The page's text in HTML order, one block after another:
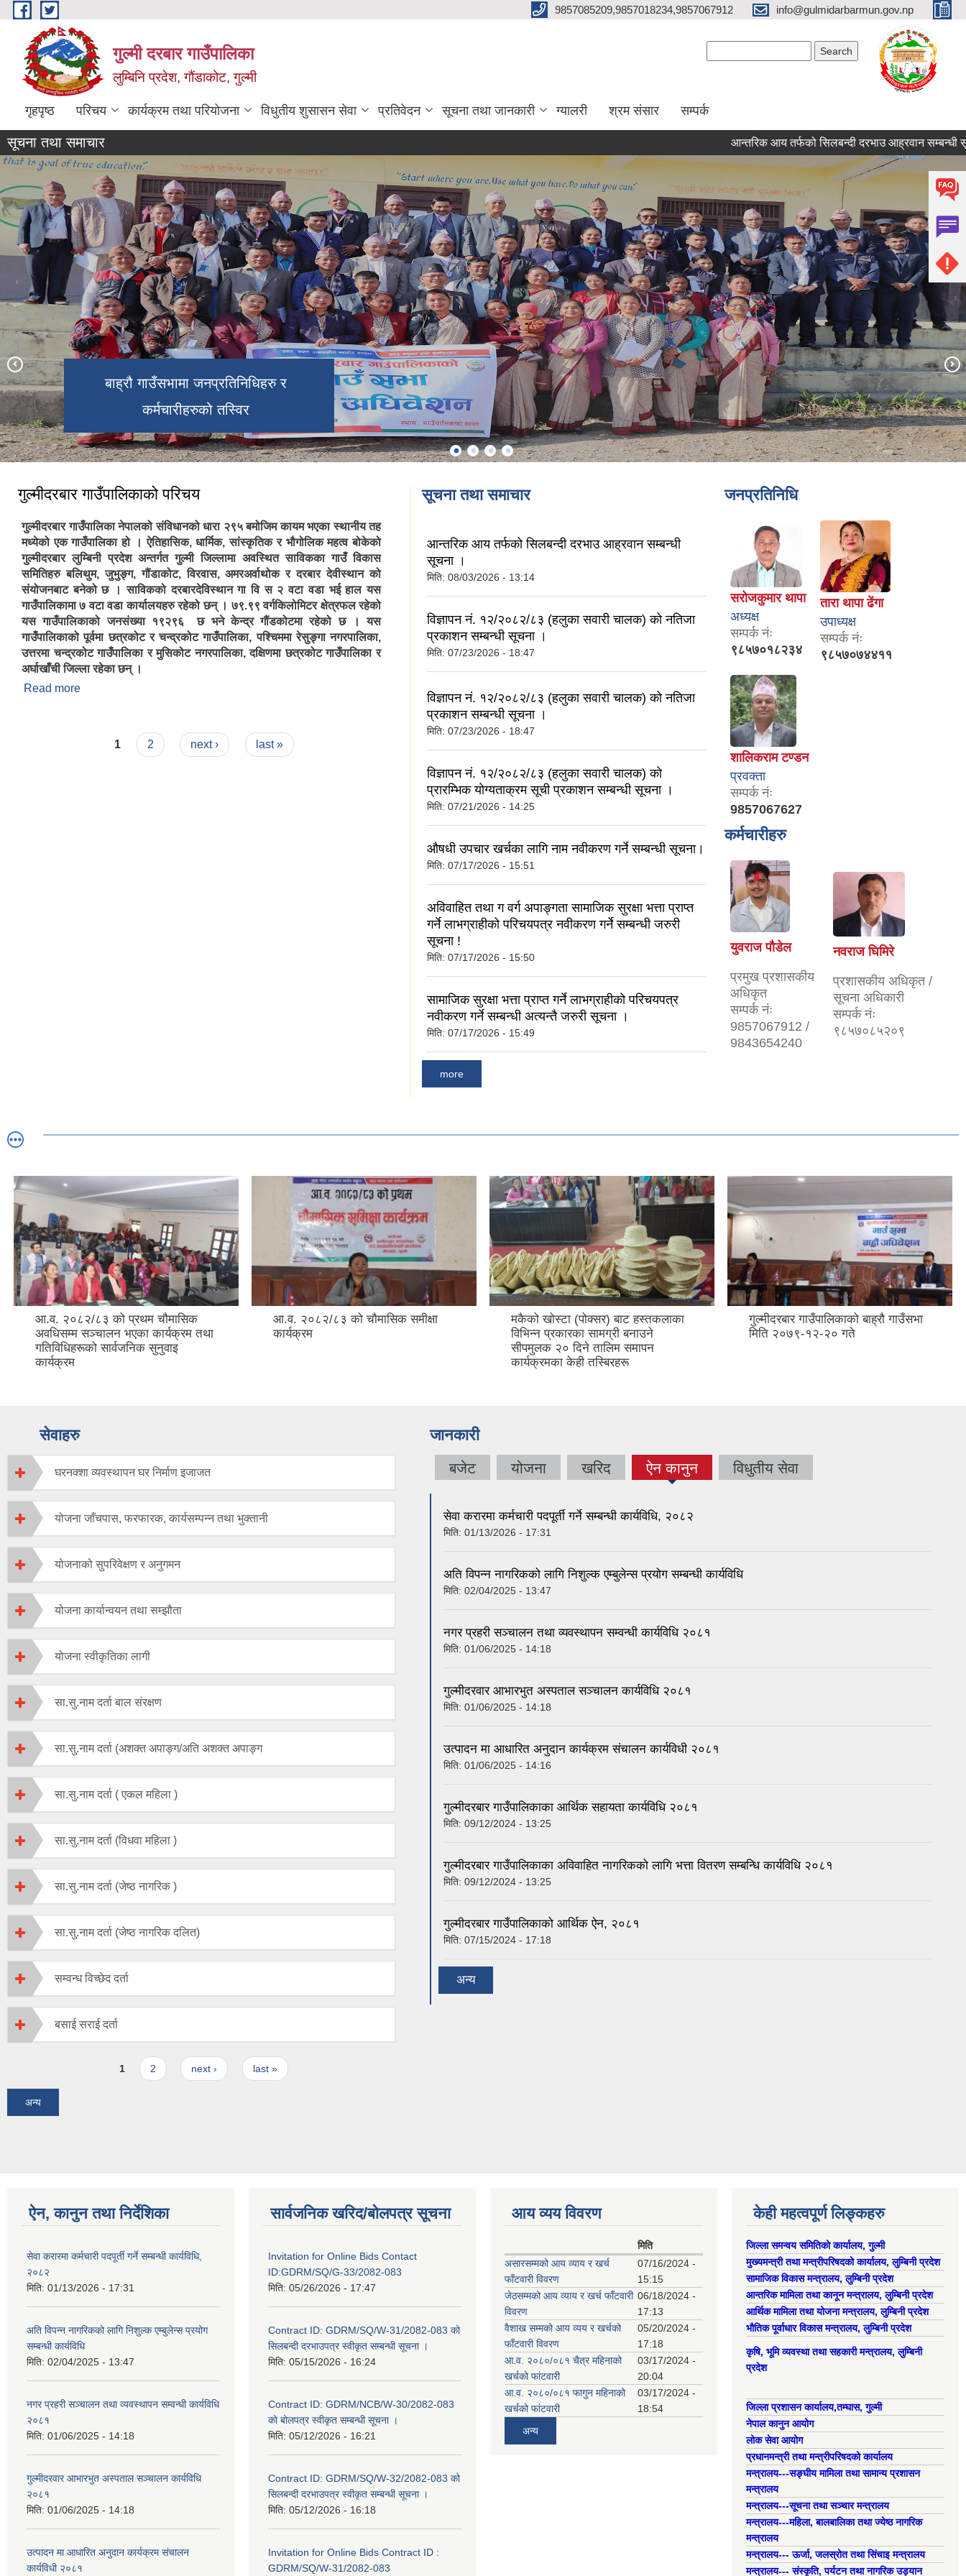
Skip to main content 9857085209,9857018234,9857067912 info@gulmidarbarmun.gov.np
गुल्मी दरबार गाउँपालिका
लुम्बिनि प्रदेश, गौंडाकोट, गुल्मी
गृहपृष्ठ परिचय कार्यक्रम तथा परियोजना विधुतीय शुसासन सेवा प्रतिवेदन सूचना तथा जानकारी ग्यालरी श्रम संसार सम्पर्क
सूचना तथा समाचार आन्तरिक आय तर्फको सिलबन्दी दरभाउ आह्रवान सम्बन्धी सूचना ।
बाह्रौ गाउँसभामा जनप्रतिनिधिहरु र
कर्मचारीहरुको तस्विर
आ.व. २०८२/८३ को प्रथम चौमासिकको
सार्वजनिक सुनुवाइ कार्यक्रम
पुरानो परम्परा जिवितै
भुवानेपार्क
गुल्मीदरबार गाउँपालिकाको परिचय
गुल्मीदरबार गाउँपालिका नेपालको संविधानको धारा २९५ बमोजिम कायम भएका स्थानीय तह
मध्येको एक गाउँपालिका हो । ऐतिहासिक, धार्मिक, सांस्कृतिक र भौगोलिक महत्व बोकेको
गुल्मीदरबार लुम्बिनी प्रदेश अन्तर्गत गुल्मी जिल्लामा अवस्थित साविकका गाउँ विकास
समितिहरु बलिथुम, जुभुङ्ग, गौंडाकोट, विरवास, अमरअर्वाथोक र दरबार देवीस्थान को
संयोजनबाट बनेको छ । साविकको दरबारदेविस्थान गा वि स २ वटा वडा भई हाल यस
गाउँपालिकामा ७ वटा वडा कार्यालयहरु रहेको छन् । ७९.९९ वर्गकिलोमिटर क्षेत्रफल रहेको
यस गाउँपालिकाको जनसंख्या १९२९६ छ भने केन्द्र गौंडकोटमा रहेको छ । यस
गाउँपालिकाको पूर्वमा छत्रकोट र चन्द्रकोट गाउँपालिका, पश्चिममा रेसुङ्गा नगरपालिका,
उत्तरमा चन्द्रकोट गाउँपालिका र मुसिकोट नगरपालिका, दक्षिणमा छत्रकोट गाउँपालिका र
अर्घाखाँची जिल्ला रहेका छन् ।
Read more
1 2 next › last »
सूचना तथा समाचार
आन्तरिक आय तर्फको सिलबन्दी दरभाउ आह्रवान सम्बन्धी
सूचना ।
मिति: 08/03/2026 - 13:14
विज्ञापन नं. १२/२०८२/८३ (हलुका सवारी चालक) को नतिजा
प्रकाशन सम्बन्धी सूचना ।
मिति: 07/23/2026 - 18:47
विज्ञापन नं. १२/२०८२/८३ (हलुका सवारी चालक) को नतिजा
प्रकाशन सम्बन्धी सूचना ।
मिति: 07/23/2026 - 18:47
विज्ञापन नं. १२/२०८२/८३ (हलुका सवारी चालक) को
प्रारम्भिक योग्यताक्रम सूची प्रकाशन सम्बन्धी सूचना ।
मिति: 07/21/2026 - 14:25
औषधी उपचार खर्चका लागि नाम नवीकरण गर्ने सम्बन्धी सूचना।
मिति: 07/17/2026 - 15:51
अविवाहित तथा ग वर्ग अपाङ्गता सामाजिक सुरक्षा भत्ता प्राप्त
गर्ने लाभग्राहीको परिचयपत्र नवीकरण गर्ने सम्बन्धी जरुरी
सूचना !
मिति: 07/17/2026 - 15:50
सामाजिक सुरक्षा भत्ता प्राप्त गर्ने लाभग्राहीको परिचयपत्र
नवीकरण गर्ने सम्बन्धी अत्यन्तै जरुरी सूचना ।
मिति: 07/17/2026 - 15:49
more
जनप्रतिनिधि
सरोजकुमार थापा
अध्यक्ष
सम्पर्क नंः
९८५७०१८२३४
तारा थापा ढेंगा
उपाध्यक्ष
सम्पर्क नंः
९८५७०७४४११
शालिकराम टण्डन
प्रवक्ता
सम्पर्क नंः
9857067627
कर्मचारीहरु
युवराज पौडेल
प्रमुख प्रशासकीय
अधिकृत
सम्पर्क नंः
9857067912 /
9843654240
नवराज घिमिरे
प्रशासकीय अधिकृत /
सूचना अधिकारी
सम्पर्क नंः
९८५७०८५२०९
आ.व. २०८२/८३ को प्रथम चौमासिक
अवधिसम्म सञ्चालन भएका कार्यक्रम तथा
गतिविधिहरूको सार्वजनिक सुनुवाइ
कार्यक्रम
आ.व. २०८२/८३ को चौमासिक समीक्षा
कार्यक्रम
मकैको खोस्टा (पोक्सर) बाट हस्तकलाका
विभिन्न प्रकारका सामग्री बनाउने
सीपमुलक २० दिने तालिम समापन
कार्यक्रमका केही तस्बिरहरू
गुल्मीदरबार गाउँपालिकाको बाह्रौ गाउँसभा
मिति २०७९-१२-२० गते
सेवाहरु
घरनक्शा व्यवस्थापन घर निर्माण इजाजत
योजना जाँचपास, फरफारक, कार्यसम्पन्न तथा भुक्तानी
योजनाको सुपरिवेक्षण र अनुगमन
योजना कार्यान्वयन तथा सम्झौता
योजना स्वीकृतिका लागी
सा.सु.नाम दर्ता बाल संरक्षण
सा.सु.नाम दर्ता (अशक्त अपाङ्ग/अति अशक्त अपाङ्ग
सा.सु.नाम दर्ता ( एकल महिला )
सा.सु.नाम दर्ता (विधवा महिला )
सा.सु.नाम दर्ता (जेष्ठ नागरिक )
सा.सु.नाम दर्ता (जेष्ठ नागरिक दलित)
सम्वन्ध विच्छेद दर्ता
बसाई सराई दर्ता
1 2 next › last »
अन्य
जानकारी
बजेट योजना खरिद ऐन कानुन विधुतीय सेवा
सेवा करारमा कर्मचारी पदपूर्ती गर्ने सम्बन्धी कार्यविधि, २०८२
मिति: 01/13/2026 - 17:31
अति विपन्न नागरिकको लागि निशुल्क एम्बुलेन्स प्रयोग सम्बन्धी कार्यविधि
मिति: 02/04/2025 - 13:47
नगर प्रहरी सञ्चालन तथा व्यवस्थापन सम्वन्धी कार्यविधि २०८१
मिति: 01/06/2025 - 14:18
गुल्मीदरवार आभारभुत अस्पताल सञ्चालन कार्यविधि २०८१
मिति: 01/06/2025 - 14:18
उत्पादन मा आधारित अनुदान कार्यक्रम संचालन कार्यविधी २०८१
मिति: 01/06/2025 - 14:16
गुल्मीदरबार गाउँपालिकाका आर्थिक सहायता कार्यविधि २०८१
मिति: 09/12/2024 - 13:25
गुल्मीदरबार गाउँपालिकाका अविवाहित नागरिकको लागि भत्ता वितरण सम्बन्धि कार्यविधि २०८१
मिति: 09/12/2024 - 13:25
गुल्मीदरबार गाउँपालिकाको आर्थिक ऐन, २०८१
मिति: 07/15/2024 - 17:18
अन्य
ऐन, कानुन तथा निर्देशिका
सेवा करारमा कर्मचारी पदपूर्ती गर्ने सम्बन्धी कार्यविधि,
२०८२
मिति: 01/13/2026 - 17:31
अति विपन्न नागरिकको लागि निशुल्क एम्बुलेन्स प्रयोग
सम्बन्धी कार्यविधि
मिति: 02/04/2025 - 13:47
नगर प्रहरी सञ्चालन तथा व्यवस्थापन सम्वन्धी कार्यविधि
२०८१
मिति: 01/06/2025 - 14:18
गुल्मीदरवार आभारभुत अस्पताल सञ्चालन कार्यविधि
२०८१
मिति: 01/06/2025 - 14:18
उत्पादन मा आधारित अनुदान कार्यक्रम संचालन
कार्यविधी २०८१
सार्वजनिक खरिद/बोलपत्र सूचना
Invitation for Online Bids Contact
ID:GDRM/SQ/G-33/2082-083
मिति: 05/26/2026 - 17:47
Contract ID: GDRM/SQ/W-31/2082-083 को
सिलबन्दी दरभाउपत्र स्वीकृत सम्बन्धी सूचना ।
मिति: 05/15/2026 - 16:24
Contract ID: GDRM/NCB/W-30/2082-083
को बोलपत्र स्वीकृत सम्बन्धी सूचना ।
मिति: 05/12/2026 - 16:21
Contract ID: GDRM/SQ/W-32/2082-083 को
सिलबन्दी दरभाउपत्र स्वीकृत सम्बन्धी सूचना ।
मिति: 05/12/2026 - 16:18
Invitation for Online Bids Contract ID :
GDRM/SQ/W-31/2082-083
आय व्यय विवरण
मिति
असारसम्मको आय व्याय र खर्च
फाँटवारी विवरण
07/16/2024 -
15:15
जेठसम्मको आय व्याय र खर्च फाँटवारी
विवरण
06/18/2024 -
17:13
वैशाख सम्मको आय व्यय र खर्चको
फाँटवारी विवरण
05/20/2024 -
17:18
आ.व. २०८०/०८१ चैत्र महिनाको
खर्चको फांटवारी
03/17/2024 -
20:04
आ.व. २०८०/०८१ फागुन महिनाको
खर्चको फांटवारी
03/17/2024 -
18:54
अन्य
केही महत्वपूर्ण लिङ्कहरु
जिल्ला समन्वय समितिको कार्यालय, गुल्मी
मुख्यमन्त्री तथा मन्त्रीपरिषदको कार्यालय, लुम्बिनी प्रदेश
सामाजिक विकास मन्त्रालय, लुम्बिनी प्रदेश
आन्तरिक मामिला तथा कानून मन्त्रालय, लुम्बिनी प्रदेश
आर्थिक मामिला तथा योजना मन्त्रालय, लुम्बिनी प्रदेश
भौतिक पूर्वाधार विकास मन्त्रालय, लुम्बिनी प्रदेश
कृषि, भूमि व्यवस्था तथा सहकारी मन्त्रालय, लुम्बिनी
प्रदेश
जिल्ला प्रशासन कार्यालय,तम्घास, गुल्मी
नेपाल कानुन आयोग
लोक सेवा आयोग
प्रधानमन्त्री तथा मन्त्रीपरिषदको कार्यालय
मन्त्रालय---सङ्घीय मामिला तथा सामान्य प्रशासन
मन्त्रालय
मन्त्रालय---सूचना तथा सञ्चार मन्त्रालय
मन्त्रालय---महिला, बालबालिका तथा ज्येष्ठ नागरिक
मन्त्रालय
मन्त्रालय--- ऊर्जा, जलस्रोत तथा सिंचाइ मन्त्रालय
मन्त्रालय--- संस्कृति, पर्यटन तथा नागरिक उड्यान